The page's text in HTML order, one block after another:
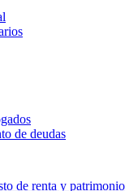
de deudas
de renta y patrimonio